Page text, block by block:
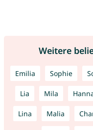
Weitere
Emilia Sophie
Lia Mila
Lina Malia